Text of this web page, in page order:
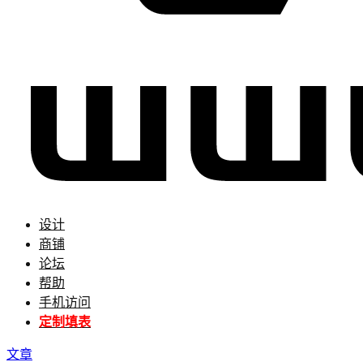
设计
商铺
论坛
帮助
手机访问
定制填表
文章